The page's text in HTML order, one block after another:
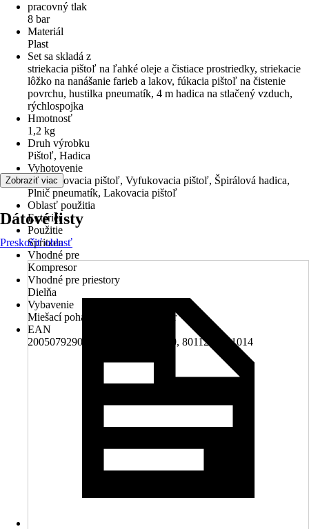
pracovný tlak
8 bar
Materiál
Plast
Set sa skladá z
striekacia pištoľ na ľahké oleje a čistiace prostriedky, striekacie
lôžko na nanášanie farieb a lakov, fúkacia pištoľ na čistenie
povrchu, hustilka pneumatík, 4 m hadica na stlačený vzduch,
rýchlospojka
Hmotnosť
1,2 kg
Druh výrobku
Pištoľ, Hadica
Vyhotovenie
Rozprašovacia pištoľ, Vyfukovacia pištoľ, Špirálová hadica,
Plnič pneumatík, Lakovacia pištoľ
Oblasť použitia
Exteriér
Použitie
Spritzen
Vhodné pre
Kompresor
Vhodné pre priestory
Dielňa
Vybavenie
Miešací pohár, 0,9L miešací pohár
EAN
2005079290008, 4006825410020, 8011275001014
Zobraziť viac
Dátové listy
Preskočiť oblasť